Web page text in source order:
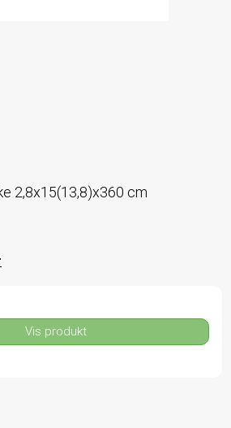
2,8x15(13,8)x360 cm
Vis produkt